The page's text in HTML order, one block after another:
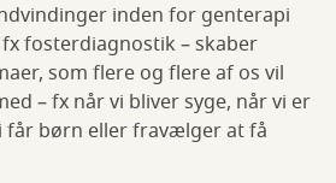
inden for genterapi
fosterdiagnostik – skaber
som flere og flere af os vil
– fx når vi bliver syge, når vi er
får børn eller fravælger at få